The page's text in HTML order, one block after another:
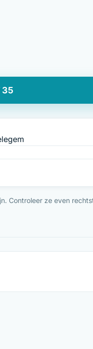
35
Controleer ze even